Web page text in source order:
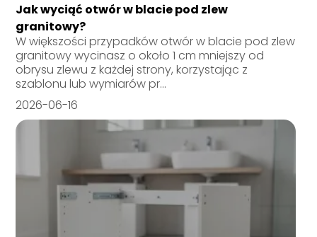
Jak wyciąć otwór w blacie pod zlew
granitowy?
W większości przypadków otwór w blacie pod zlew
granitowy wycinasz o około 1 cm mniejszy od
obrysu zlewu z każdej strony, korzystając z
szablonu lub wymiarów pr...
2026-06-16